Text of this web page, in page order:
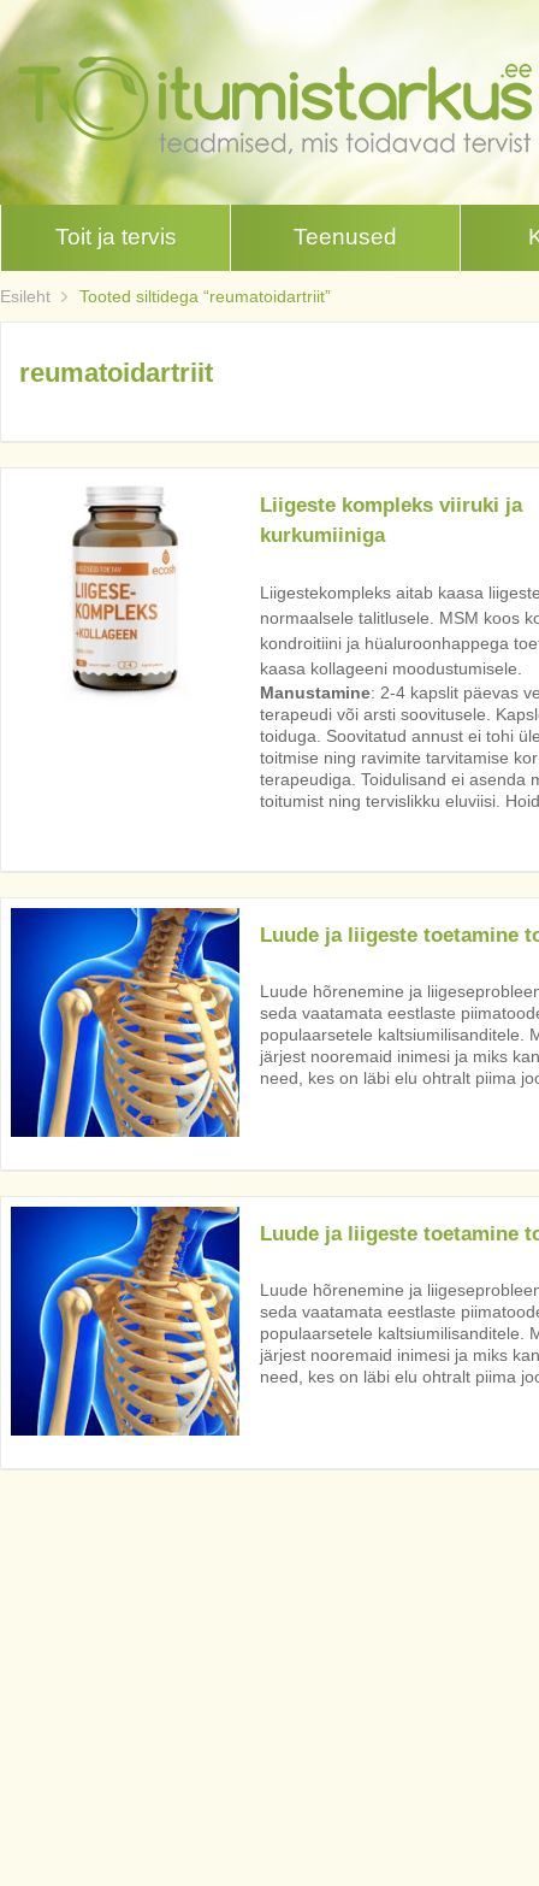
Toit ja tervis Teenused
Esileht Tooted siltidega “reumatoidartriit”
reumatoidartriit
Liigeste kompleks viiruki ja
kurkumiiniga
Liigestekompleks aitab kaasa
normaalsele talitlusele. MSM koos
kondroitiini ja hüaluroonhappega
kaasa kollageeni moodustumisele.
Manustamine: 2-4 kapslit päevas
terapeudi või arsti soovitusele.
toiduga. Soovitatud annust ei tohi
toitmise ning ravimite tarvitamise
terapeudiga. Toidulisand ei asenda
toitumist ning tervislikku eluviisi.
Luude ja liigeste toetamine
Luude hõrenemine ja
seda vaatamata eestlaste
populaarsetele kaltsiumilisanditele.
järjest nooremaid inimesi ja miks
need, kes on läbi elu ohtralt piima
Luude ja liigeste toetamine
Luude hõrenemine ja
seda vaatamata eestlaste
populaarsetele kaltsiumilisanditele.
järjest nooremaid inimesi ja miks
need, kes on läbi elu ohtralt piima